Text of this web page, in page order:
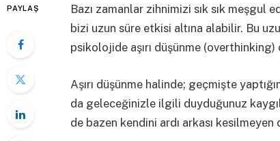
PAYLAŞ
Bazı zamanlar zihnimizi sık sık
bizi uzun süre etkisi altına alabilir. Bu
psikolojide aşırı düşünme (overthinking)
Aşırı düşünme halinde; geçmişte
da geleceğinizle ilgili duyduğunuz
de bazen kendini ardı arkası